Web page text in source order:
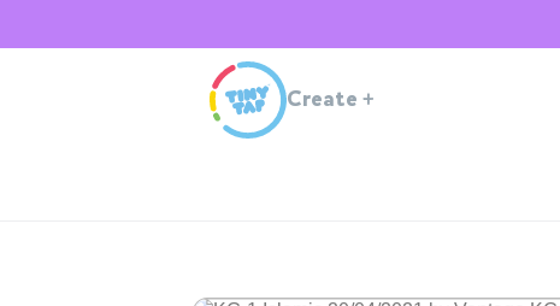
Create +